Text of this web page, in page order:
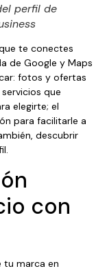
perfil de
te conectes
de Google y Maps
fotos y ofertas
que
elegirte; el
para facilitarle a
descubrir
con
tu marca en